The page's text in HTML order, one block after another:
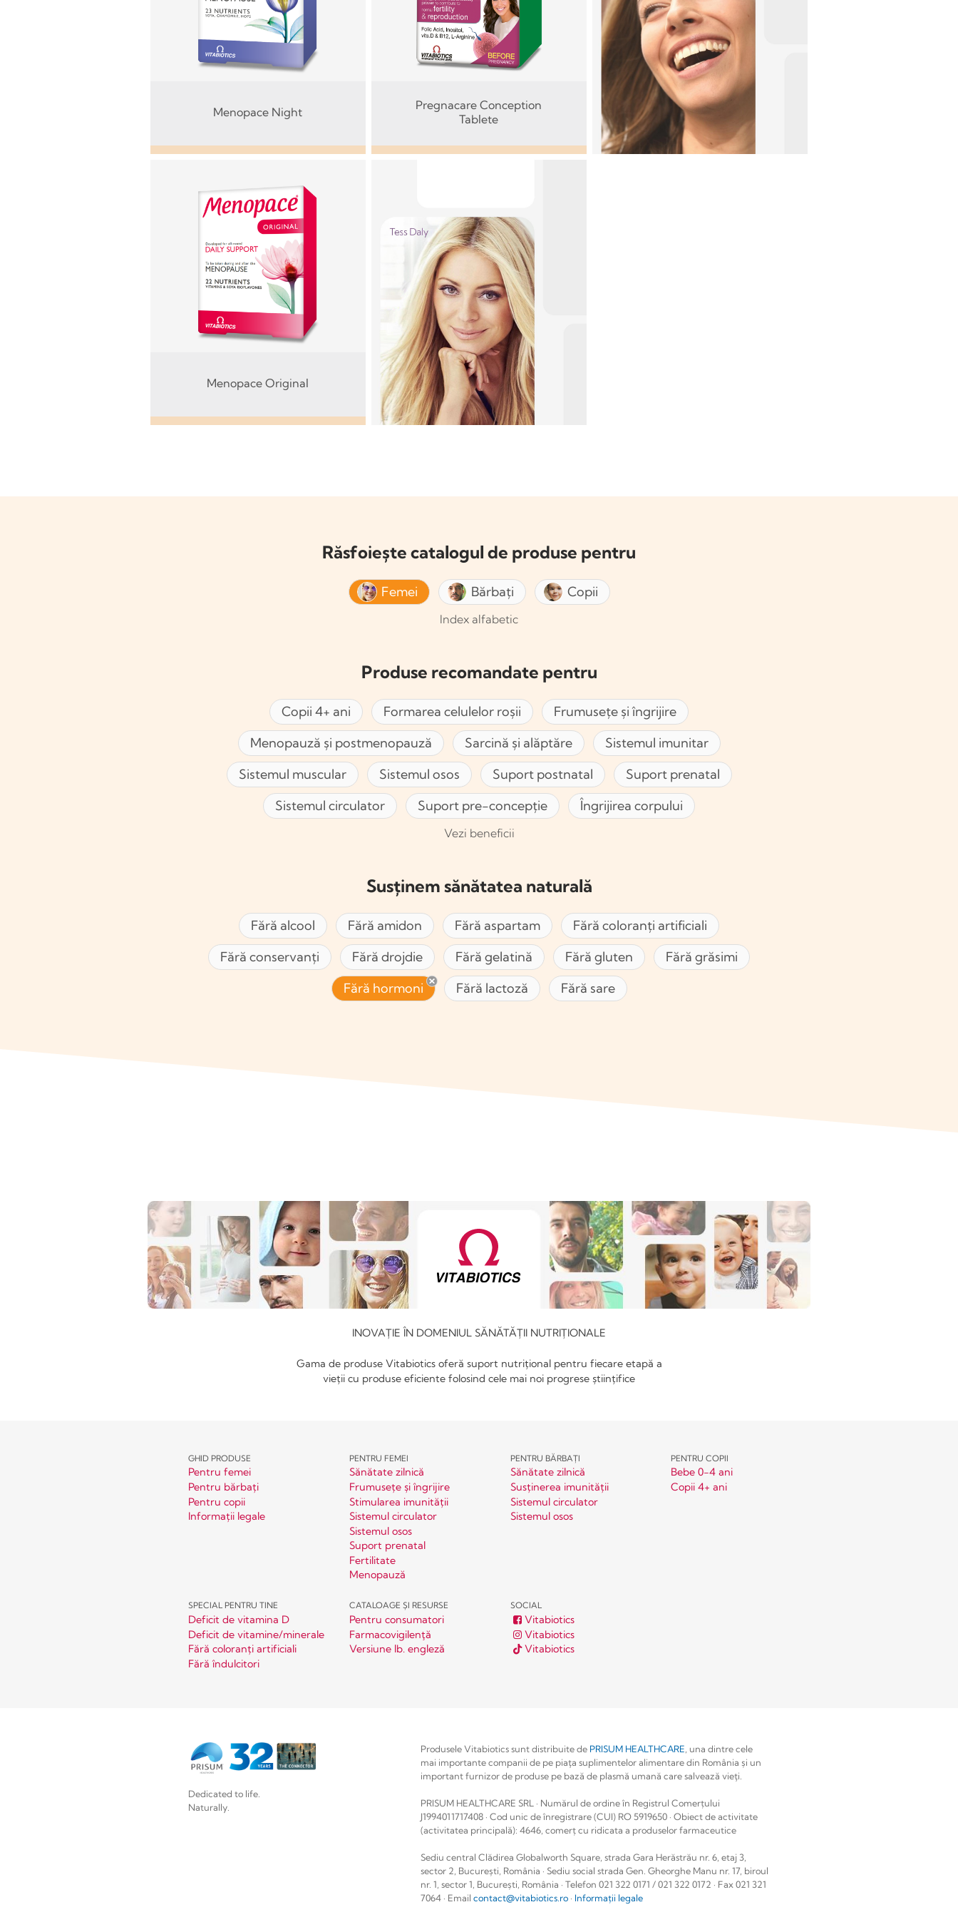
Menopace Night
Pregnacare Conception
Tablete
Menopace Original
Răsfoiește catalogul de produse pentru
Femei Bărbați Copii
Index alfabetic
Produse recomandate pentru
Copii 4+ ani Formarea celulelor roșii
Frumusețe și îngrijire
Menopauză și postmenopauză
Sarcină și alăptăre
Sistemul imunitar
Sistemul muscular
Sistemul osos Suport postnatal
Suport prenatal
Sistemul circulator
Suport pre-concepție Îngrijirea corpului
Vezi beneficii
Susținem sănătatea naturală
Fără alcool Fără amidon Fără aspartam
Fără coloranți artificiali
Fără conservanți
Fără drojdie Fără gelatină Fără gluten
Fără grăsimi
Fără hormoni
Fără lactoză Fără sare
INOVAȚIE ÎN DOMENIUL SĂNĂTĂȚII NUTRIȚIONALE
Gama de produse Vitabiotics oferă suport nutrițional pentru fiecare etapă a
vieții cu produse eficiente folosind cele mai noi progrese științifice
GHID PRODUSE
Pentru femei
Pentru bărbați
Pentru copii
Informații legale
PENTRU FEMEI
Sănătate zilnică
Frumusețe și îngrijire
Stimularea imunității
Sistemul circulator
Sistemul osos
Suport prenatal
Fertilitate
Menopauză
PENTRU BĂRBAȚI
Sănătate zilnică
Susținerea imunității
Sistemul circulator
Sistemul osos
PENTRU COPII
Bebe 0-4 ani
Copii 4+ ani
SPECIAL PENTRU TINE
Deficit de vitamina D
Deficit de vitamine/minerale
Fără coloranți artificiali
Fără îndulcitori
CATALOAGE ȘI RESURSE
Pentru consumatori
Farmacovigilenţă
Versiune lb. engleză
SOCIAL
Vitabiotics
Vitabiotics
Vitabiotics
Dedicated to life.
Naturally.
Produsele Vitabiotics sunt distribuite de PRISUM HEALTHCARE , una dintre cele
mai importante companii de pe piaţa suplimentelor alimentare din România și un
important furnizor de produse pe bază de plasmă umană care salvează vieţi.
PRISUM HEALTHCARE SRL · Numărul de ordine în Registrul Comerțului
J1994011717408 · Cod unic de înregistrare (CUI) RO 5919650 · Obiect de activitate
(activitatea principală): 4646, comerț cu ridicata a produselor farmaceutice
Sediu central Clădirea Globalworth Square, strada Gara Herăstrău nr. 6, etaj 3,
sector 2, București, România · Sediu social strada Gen. Gheorghe Manu nr. 17, biroul
nr. 1, sector 1, București, România · Telefon 021 322 0171 / 021 322 0172 · Fax 021 321
7064 · Emailcontact@vitabiotics.ro · Informații legale